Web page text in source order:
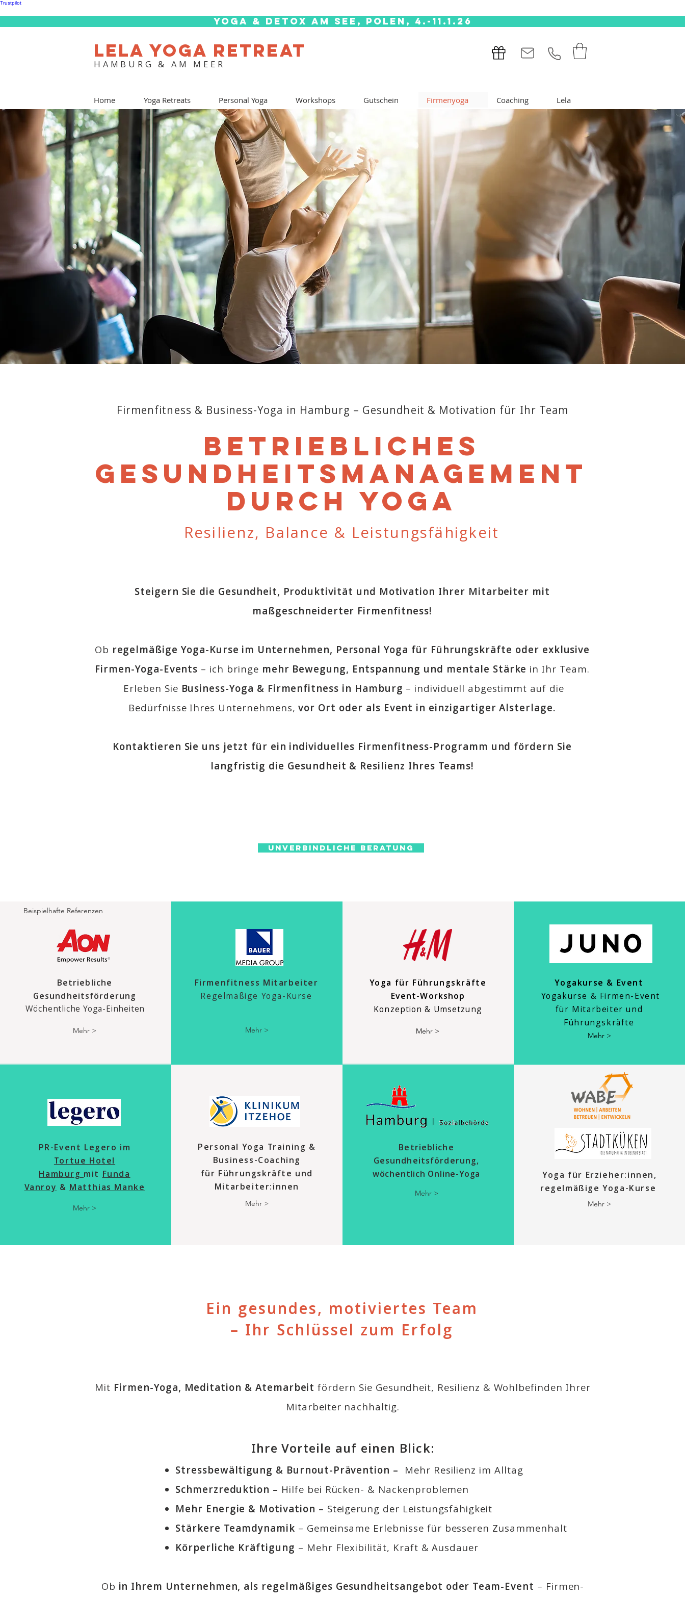
Trustpilot
Yoga & Detox am See, Polen, 4.-11.1.26
LELA YOGA RETREAT
HAMBURG & AM MEER
Home Yoga Retreats Personal Yoga Workshops Gutschein Firmenyoga Coaching Lela
Firmenfitness & Business-Yoga in Hamburg – Gesundheit & Motivation für Ihr Team
Betriebliches
Gesundheitsmanagement
durch Yoga
Resilienz, Balance & Leistungsfähigkeit
Steigern Sie die Gesundheit, Produktivität und Motivation Ihrer Mitarbeiter mit
maßgeschneiderter Firmenfitness!
Ob regelmäßige Yoga-Kurse im Unternehmen, Personal Yoga für Führungskräfte oder exklusive
Firmen-Yoga-Events – ich bringe mehr Bewegung, Entspannung und mentale Stärke in Ihr Team.
Erleben Sie Business-Yoga & Firmenfitness in Hamburg – individuell abgestimmt auf die
Bedürfnisse Ihres Unternehmens, vor Ort oder als Event in einzigartiger Alsterlage.
Kontaktieren Sie uns jetzt für ein individuelles Firmenfitness-Programm und fördern Sie
langfristig die Gesundheit & Resilienz Ihres Teams!
Unverbindliche Beratung
PR-Event Legero im
Tortue Hotel
Hamburg mit Funda
Vanroy & Matthias Manke
Mehr >
Personal Yoga Training &
Business-Coaching
für Führungskräfte und
Mitarbeiter:innen
Mehr >
Betriebliche
Gesundheitsförderung,
wöchentlich Online-Yoga
Mehr >
Yoga für Erzieher:innen,
regelmäßige Yoga-Kurse
Mehr >
Beispielhafte Referenzen
Betriebliche
Gesundheitsförderung
Wöchentliche Yoga-Einheiten
Mehr >
Firmenfitness Mitarbeiter
Regelmäßige Yoga-Kurse
Mehr >
Yoga für Führungskräfte
Event-Workshop
Konzeption & Umsetzung
Mehr > Mehr >
Yogakurse & Event
Yogakurse & Firmen-Event
für Mitarbeiter und
Führungskräfte
Ein gesundes, motiviertes Team
– Ihr Schlüssel zum Erfolg
Mit Firmen-Yoga, Meditation & Atemarbeit fördern Sie Gesundheit, Resilienz & Wohlbefinden Ihrer
Mitarbeiter nachhaltig.
Ihre Vorteile auf einen Blick:
Stressbewältigung & Burnout-Prävention – Mehr Resilienz im Alltag
Schmerzreduktion – Hilfe bei Rücken- & Nackenproblemen
Mehr Energie & Motivation – Steigerung der Leistungsfähigkeit
Stärkere Teamdynamik – Gemeinsame Erlebnisse für besseren Zusammenhalt
Körperliche Kräftigung – Mehr Flexibilität, Kraft & Ausdauer
Ob in Ihrem Unternehmen, als regelmäßiges Gesundheitsangebot oder Team-Event – Firmen-